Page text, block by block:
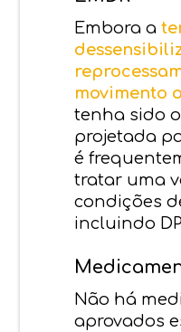
Embora a
movimento
tenha sido
projetada
é
tratar uma
condições
incluindo
Não há
aprovados